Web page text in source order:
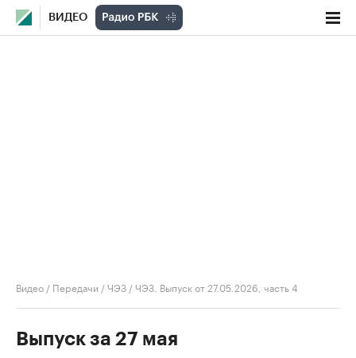
ВИДЕО
Видео / Передачи /ЧЭЗ /ЧЭЗ. Выпуск от 27.05.2026, часть 4
Выпуск за 27 мая